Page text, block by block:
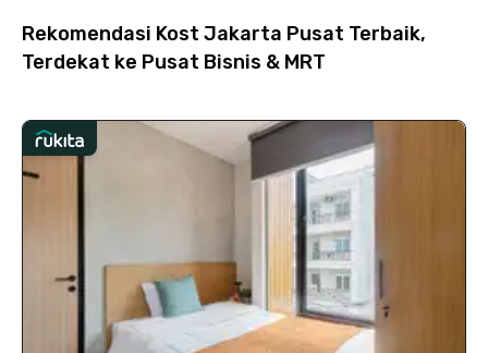
Rekomendasi Kost Jakarta Pusat Terbaik,
Terdekat ke Pusat Bisnis & MRT